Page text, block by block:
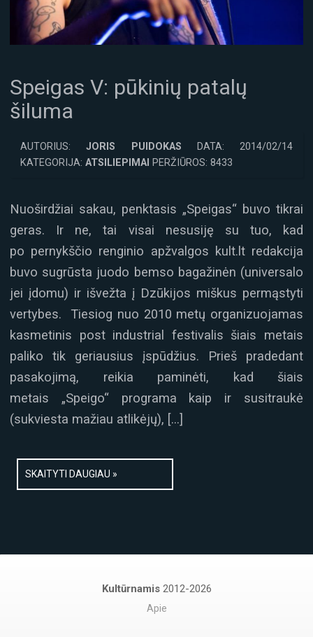
Speigas V: pūkinių patalų
šiluma
AUTORIUS:JORIS PUIDOKAS DATA: 2014/02/14
KATEGORIJA: ATSILIEPIMAI PERŽIŪROS: 8433
Nuoširdžiai sakau, penktasis „Speigas“ buvo tikrai
geras. Ir ne, tai visai nesusiję su tuo, kad
po pernykščio renginio apžvalgos kult.lt redakcija
buvo sugrūsta juodo bemso bagažinėn (universalo
jei įdomu) ir išvežta į Dzūkijos miškus permąstyti
vertybes. Tiesiog nuo 2010 metų organizuojamas
kasmetinis post industrial festivalis šiais metais
paliko tik geriausius įspūdžius. Prieš pradedant
pasakojimą, reikia paminėti, kad šiais
metais „Speigo“ programa kaip ir susitraukė
(sukviesta mažiau atlikėjų), […]
SKAITYTI DAUGIAU »
Kultūrnamis 2012-2026
Apie